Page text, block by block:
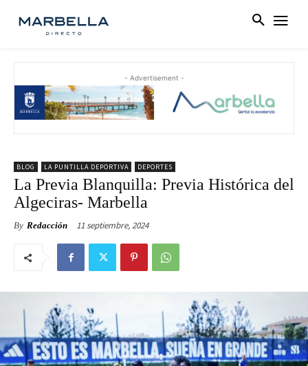
- Advertisement -
BLOG LA PUNTILLA DEPORTIVA DEPORTES
La Previa Blanquilla: Previa Histórica del
Algeciras- Marbella
By Redacción 11 septiembre, 2024